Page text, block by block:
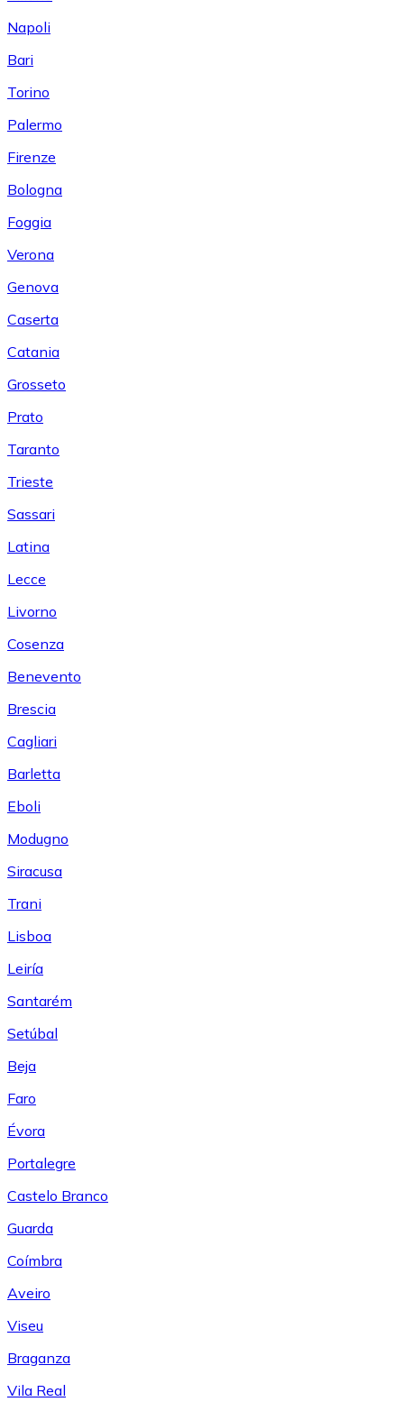
Napoli
Bari
Torino
Palermo
Firenze
Bologna
Foggia
Verona
Genova
Caserta
Catania
Grosseto
Prato
Taranto
Trieste
Sassari
Latina
Lecce
Livorno
Cosenza
Benevento
Brescia
Cagliari
Barletta
Eboli
Modugno
Siracusa
Trani
Lisboa
Leiría
Santarém
Setúbal
Beja
Faro
Évora
Portalegre
Castelo Branco
Guarda
Coímbra
Aveiro
Viseu
Braganza
Vila Real